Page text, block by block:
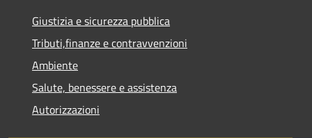
Giustizia e sicurezza pubblica
Tributi,finanze e contravvenzioni
Ambiente
Salute, benessere e assistenza
Autorizzazioni